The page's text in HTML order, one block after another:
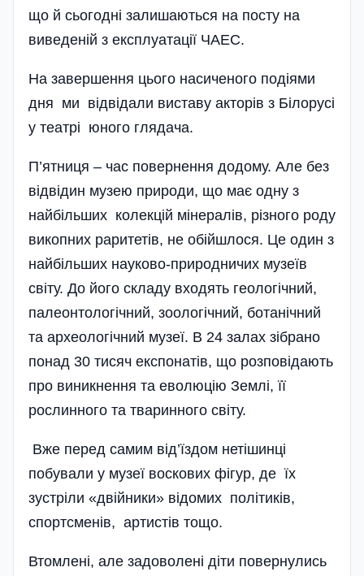
що й сьогодні залишаються на посту на
виведеній з експлуатації ЧАЕС.
На завершення цього насиченого подіями
дня ми відвідали виставу акторів з Білорусі
у театрі юного глядача.
П’ятниця – час повернення додому. Але без
відвідин музею природи, що має одну з
найбільших колекцій мінералів, різного роду
викопних раритетів, не обійшлося. Це один з
найбільших науково-природничих музеїв
світу. До його складу входять геологічний,
палеонтологічний, зоологічний, ботанічний
та археологічний музеї. В 24 залах зібрано
понад 30 тисяч експонатів, що розповідають
про виникнення та еволюцію Землі, її
рослинного та тваринного світу.
Вже перед самим від’їздом нетішинці
побували у музеї воскових фігур, де їх
зустріли «двійники» відомих політиків,
спортсменів, артистів тощо.
Втомлені, але задоволені діти повернулись